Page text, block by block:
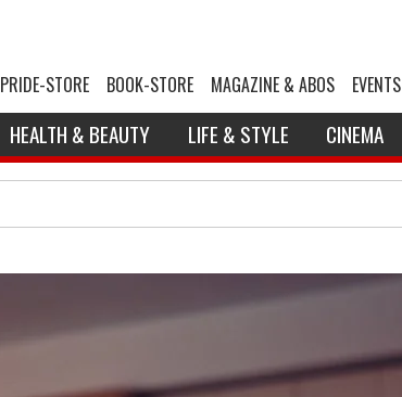
PRIDE-STORE BOOK-STORE MAGAZINE & ABOS EVENTS
HEALTH & BEAUTY LIFE & STYLE CINEMA